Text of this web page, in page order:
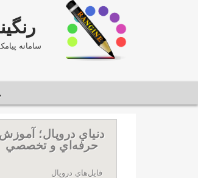
سامانه
دنياي دروپال؛ آموزش
حرفه‌اي و تخصصي
فايل‌هاي دروپال